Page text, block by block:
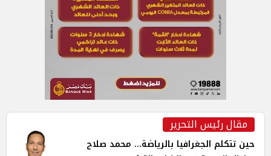
مقال رئيس التحرير
حين تتكلم الجغرافيا بالرياضة... محمد صلاح